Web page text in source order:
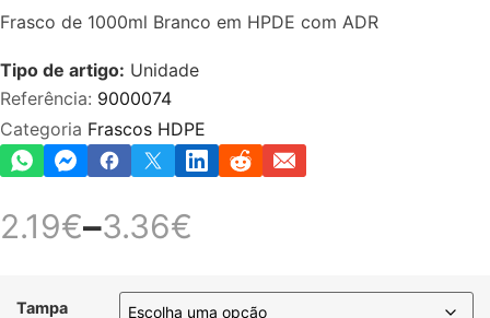
5
Frasco de 1000ml Branco em HPDE com ADR
Tipo de artigo: Unidade
Referência: 9000074
Categoria Frascos HDPE
2.19€–3.36€
Tampa